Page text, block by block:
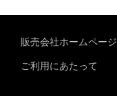
販売会社ホームページ
ご利用にあたって